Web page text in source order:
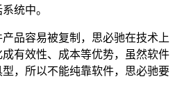
统中。
容易被复制，思必驰在技术上
有效性、成本等优势，虽然软件
，所以不能纯靠软件，思必驰要